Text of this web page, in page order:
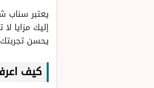
يعتبر سناب
إليك مزايا
يحسن
كيف